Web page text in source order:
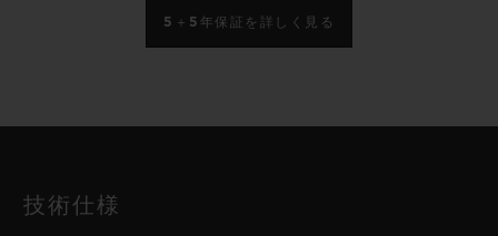
5＋5年保証を詳しく見る
技術仕様